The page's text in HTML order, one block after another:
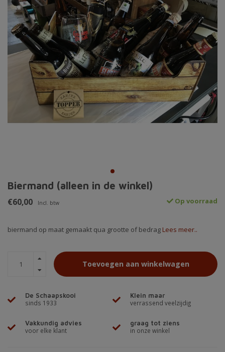
Biermand (alleen in de winkel)
€60,00 Incl. btw Op voorraad
biermand op maat gemaakt qua grootte of bedrag Lees meer..
Toevoegen aan winkelwagen
De Schaapskooi
sinds 1933
Klein maar
verrassend veelzijdig
Vakkundig advies
voor elke klant
graag tot ziens
in onze winkel